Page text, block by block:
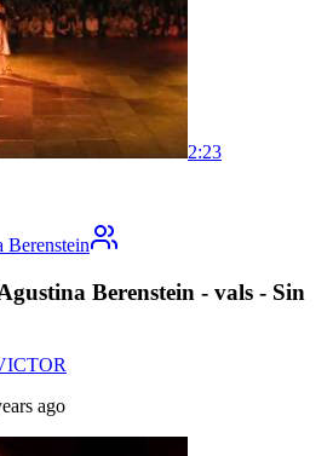
2:23
Berenstein
Berenstein - vals - Sin
ago